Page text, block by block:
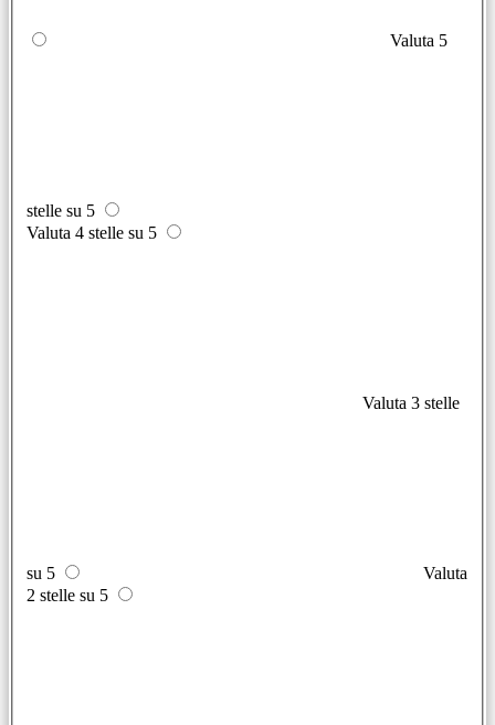
Valuta 5
stelle su 5
Valuta 4 stelle su 5
Valuta 3 stelle
su 5
Valuta
2 stelle su 5